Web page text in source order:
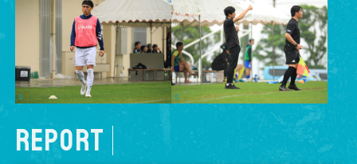
REPORT